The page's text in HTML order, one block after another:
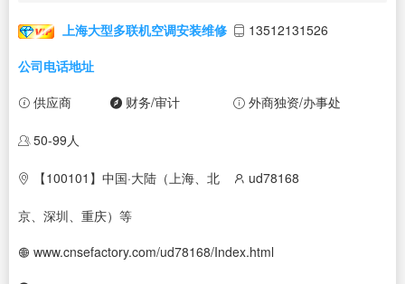
上海大型多联机空调安装维修
公司电话地址
13512131526
供应商 财务/审计 外商独资/办事处
50-99人
【100101】中国·大陆（上海、北
京、深圳、重庆）等
ud78168
www.cnsefactory.com/ud78168/Index.html